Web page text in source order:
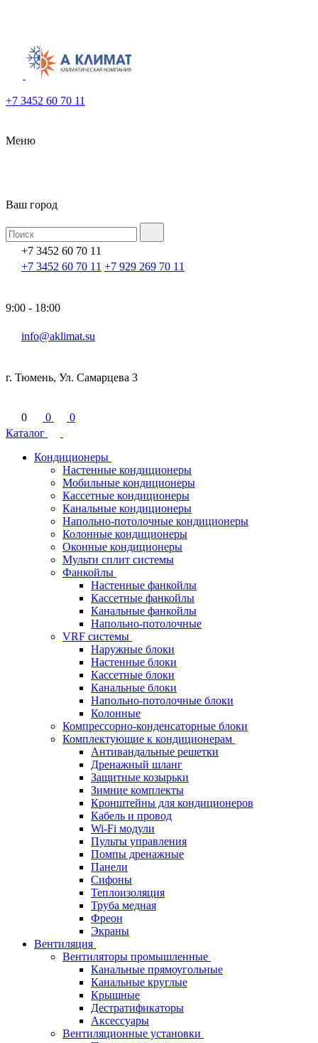
+7 3452 60 70 11
Меню
Ваш город
+7 3452 60 70 11
+7 3452 60 70 11 +7 929 269 70 11
9:00 - 18:00
info@aklimat.su
г. Тюмень, Ул. Самарцева 3
0 0
0
Каталог
Кондиционеры
Настенные кондиционеры
Мобильные кондиционеры
Кассетные кондиционеры
Канальные кондиционеры
Напольно-потолочные кондиционеры
Колонные кондиционеры
Оконные кондиционеры
Мульти сплит системы
Фанкойлы
Настенные фанкойлы
Кассетные фанкойлы
Канальные фанкойлы
Напольно-потолочные
VRF системы
Наружные блоки
Настенные блоки
Кассетные блоки
Канальные блоки
Напольно-потолочные блоки
Колонные
Компрессорно-конденсаторные блоки
Комплектующие к кондиционерам
Антивандальные решетки
Дренажный шланг
Защитные козырьки
Зимние комплекты
Кронштейны для кондиционеров
Кабель и провод
Wi-Fi модули
Пульты управления
Помпы дренажные
Панели
Сифоны
Теплоизоляция
Труба медная
Фреон
Экраны
Вентиляция
Вентиляторы промышленные
Канальные прямоугольные
Канальные круглые
Крышные
Дестратификаторы
Аксессуары
Вентиляционные установки